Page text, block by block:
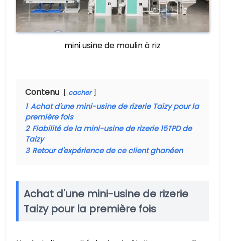
mini usine de moulin à riz
Contenu cacher
1 Achat d'une mini-usine de rizerie Taizy pour la
première fois
2 Fiabilité de la mini-usine de rizerie 15TPD de
Taizy
3 Retour d'expérience de ce client ghanéen
Achat d'une mini-usine de rizerie
Taizy pour la première fois